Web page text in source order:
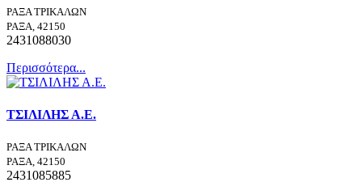
ΡΑΞΑ ΤΡΙΚΑΛΩΝ
ΡΑΞΑ, 42150
2431088030
Περισσότερα...
ΤΣΙΛΙΛΗΣ Α.Ε.
ΡΑΞΑ ΤΡΙΚΑΛΩΝ
ΡΑΞΑ, 42150
2431085885